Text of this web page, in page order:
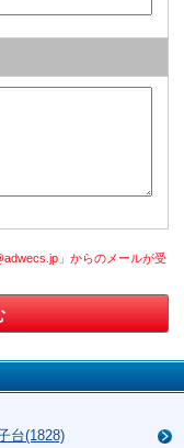
」からのメールが受
台(1828)